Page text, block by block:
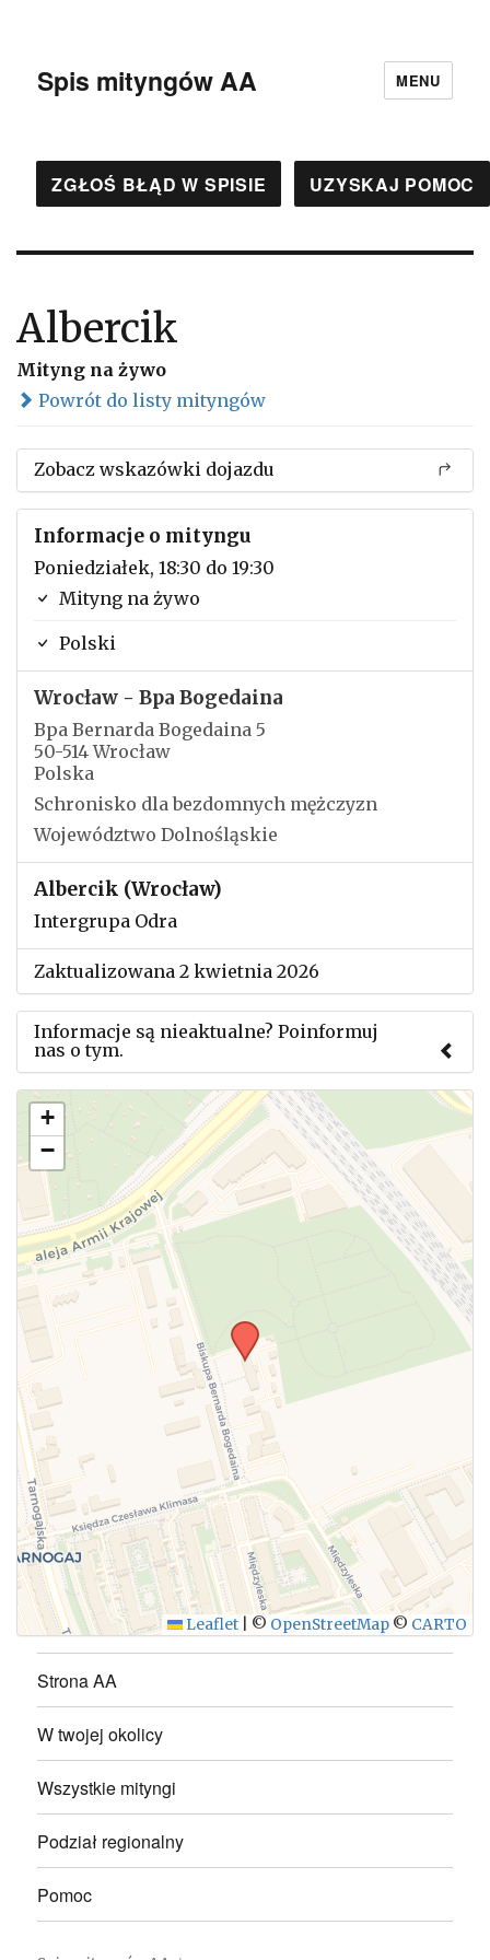
Spis mityngów AA MENU
ZGŁOŚ BŁĄD W SPISIE UZYSKAJ POMOC
Albercik
Mityng na żywo
Powrót do listy mityngów
Zobacz wskazówki dojazdu
Informacje o mityngu
Poniedziałek, 18:30 do 19:30
Mityng na żywo
Polski
Wrocław - Bpa Bogedaina
Bpa Bernarda Bogedaina 5
50-514 Wrocław
Polska
Schronisko dla bezdomnych mężczyzn
Województwo Dolnośląskie
Albercik (Wrocław)
Intergrupa Odra
Zaktualizowana 2 kwietnia 2026
Informacje są nieaktualne? Poinformuj
nas o tym.
Użyj tego formularza aby przesłać informację o
zmianach w powyższym mityngu.
WYŚLIJ
+
−
Leaflet © OpenStreetMap © CARTO
Strona AA
W twojej okolicy
Wszystkie mityngi
Podział regionalny
Pomoc